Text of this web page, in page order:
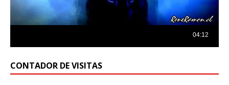
CONTADOR DE VISITAS